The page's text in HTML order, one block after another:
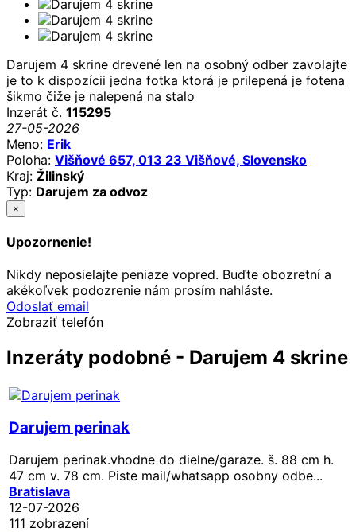
Darujem 4 skrine drevené len na osobný odber zavolajte
je to k dispozícii jedna fotka ktorá je prilepená je fotena
šikmo čiže je nalepená na stalo
Inzerát č. 115295
27-05-2026
Meno: Erik
Poloha: Višňové 657, 013 23 Višňové, Slovensko
Kraj: Žilinský
Typ: Darujem za odvoz
×
Upozornenie!
Nikdy neposielajte peniaze vopred. Buďte obozretní a
akékoľvek podozrenie nám prosím nahláste.
Odoslať email
Zobraziť telefón
Inzeráty podobné - Darujem 4 skrine
Darujem perinak
Darujem perinak.vhodne do dielne/garaze. š. 88 cm h.
47 cm v. 78 cm. Piste mail/whatsapp osobny odbe...
Bratislava
12-07-2026
111 zobrazení